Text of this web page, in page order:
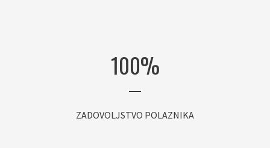
100%
ZADOVOLJSTVO POLAZNIKA